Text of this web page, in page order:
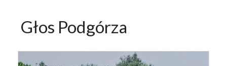
Głos Podgórza